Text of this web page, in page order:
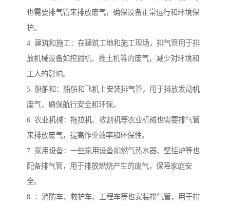
也需要排气管来排放废气，确保设备正常运行和环境保
护。
4. 建筑和施工：在建筑工地和施工现场，排气管用于排
放机械设备如挖掘机、推土机等的废气，减少对环境和
工人的影响。
5. 船舶和：船舶和飞机上安装排气管，用于排放发动机
废气，确保航行安全和环保。
6. 农业机械：拖拉机、收割机等农业机械也需要排气管
来排放废气，提高作业效率和环保性。
7. 家用设备：一些家用设备如燃气热水器、壁挂炉等也
配备排气管，用于排放燃烧产生的废气，保障家庭安
全。
8. ：消防车、救护车、工程车等也安装排气管，用于排